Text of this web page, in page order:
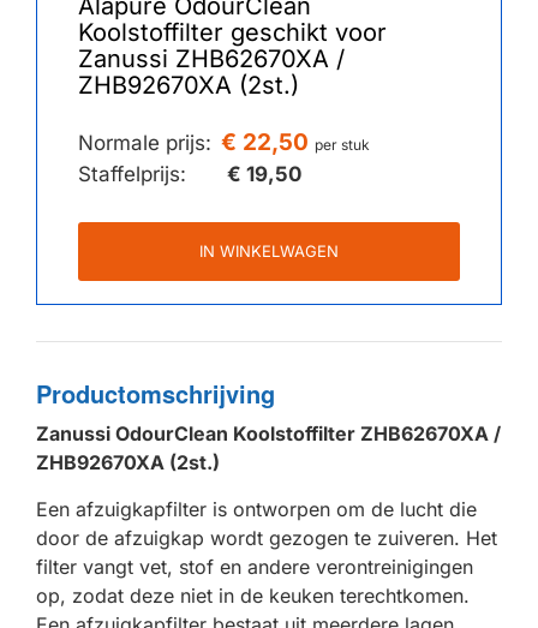
Koolstoffilter geschikt voor
Zanussi ZHB62670XA /
ZHB92670XA (2st.)
Normale prijs: € 22,50 per stuk
Staffelprijs: € 19,50
IN WINKELWAGEN
Productomschrijving
Zanussi OdourClean Koolstoffilter ZHB62670XA /
ZHB92670XA (2st.)
Een afzuigkapfilter is ontworpen om de lucht die
door de afzuigkap wordt gezogen te zuiveren. Het
filter vangt vet, stof en andere verontreinigingen
op, zodat deze niet in de keuken terechtkomen.